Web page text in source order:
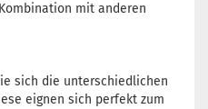
mit anderen
sich die unterschiedlichen
eignen sich perfekt zum